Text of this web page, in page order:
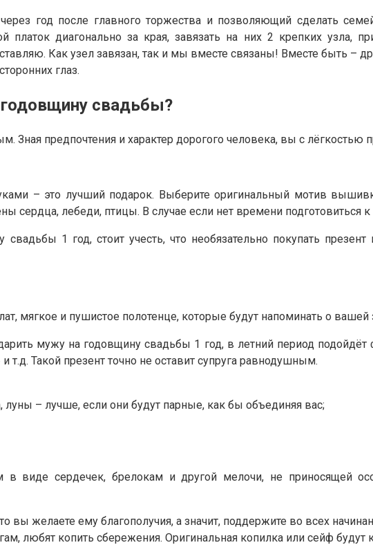
год после главного торжества и позволяющий сделать
платок диагонально за края, завязать на них 2 крепких узла,
Как узел завязан, так и мы вместе связаны! Вместе быть –
глаз.
свадьбы?
Зная предпочтения и характер дорогого человека, вы с лёгкостью
– это лучший подарок. Выберите оригинальный мотив
сердца, лебеди, птицы. В случае если нет времени
1 год, стоит учесть, что необязательно покупать
мягкое и пушистое полотенце, которые будут напоминать о вашей
мужу на годовщину свадьбы 1 год, в летний период
Такой презент точно не оставит супруга равнодушным.
– лучше, если они будут парные, как бы объединяя вас;
в виде сердечек, брелокам и другой мелочи, не приносящей
вы желаете ему благополучия, а значит, поддержите во всех
любят копить сбережения. Оригинальная копилка или сейф будут